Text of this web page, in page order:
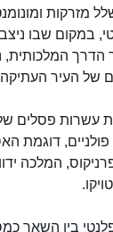
מזרקות
במקום שבו
הדרך המלכותית,
של העיר
עשרות פסלים
פולניים, דוגמת
המלכה
בין השאר